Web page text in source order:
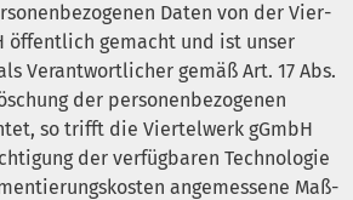
Daten von der Vier­
öffent­lich gemacht und ist unser
Ver­ant­wort­li­cher gemäß Art. 17 Abs.
der per­so­nen­be­zo­ge­nen
so trifft die Vier­tel­werk gGmbH
der ver­füg­ba­ren Tech­no­lo­gie
ange­mes­se­ne Maß­